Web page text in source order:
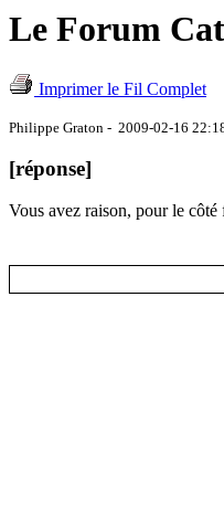
Le Forum
Imprimer le Fil Complet
Philippe Graton - 2009-02-16
[réponse]
Vous avez raison, pour le